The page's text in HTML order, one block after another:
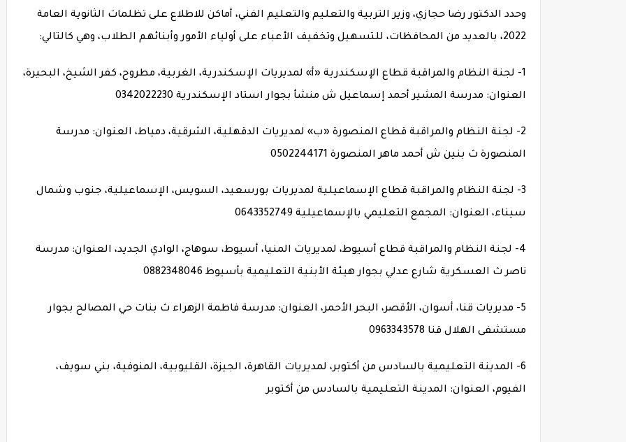
وحدد الدكتور رضا حجازي، وزير التربية والتعليم والتعليم الفني، أماكن للاطلاع على تظلمات الثانوية العامة
2022، بالعديد من المحافظات، للتسهيل وتخفيف الأعباء على أولياء الأمور وأبنائهم الطلاب، وهي كالتالي:
1- لجنة النظام والمراقبة قطاع الإسكندرية «أ» لمديريات الإسكندرية، الغربية، مطروح، كفر الشيخ، البحيرة،
العنوان: مدرسة المشير أحمد إسماعيل ش منشأ بجوار استاد الإسكندرية 0342022230
2- لجنة النظام والمراقبة قطاع المنصورة «ب» لمديريات الدقهلية، الشرقية، دمياط، العنوان: مدرسة
المنصورة ث بنين ش أحمد ماهر المنصورة 0502244171
3- لجنة النظام والمراقبة قطاع الإسماعيلية لمديريات بورسعيد، السويس، الإسماعيلية، جنوب وشمال
سيناء، العنوان: المجمع التعليمي بالإسماعيلية 0643352749
4- لجنة النظام والمراقبة قطاع أسيوط، لمديريات المنيا، أسيوط، سوهاج، الوادي الجديد، العنوان: مدرسة
ناصر ث العسكرية شارع عدلي بجوار هيئة الأبنية التعليمية بأسيوط 0882348046
5- مديريات قنا، أسوان، الأقصر، البحر الأحمر، العنوان: مدرسة فاطمة الزهراء ث بنات حي المصالح بجوار
مستشفى الهلال قنا 0963343578
6- المدينة التعليمية بالسادس من أكتوبر، لمديريات القاهرة، الجيزة، القليوبية، المنوفية، بني سويف،
الفيوم، العنوان: المدينة التعليمية بالسادس من أكتوبر